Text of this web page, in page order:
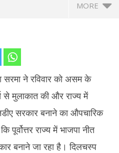
MORE
सरमा ने रविवार को असम के
से मुलाकात की और राज्य में
सरकार बनाने का औपचारिक
राज्य में भाजपा नीत
बनाने जा रहा है। दिलचस्प